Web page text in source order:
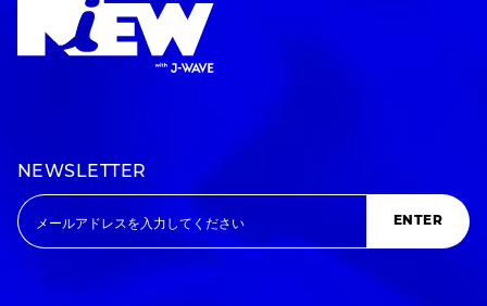
NEWSLETTER
ENTER